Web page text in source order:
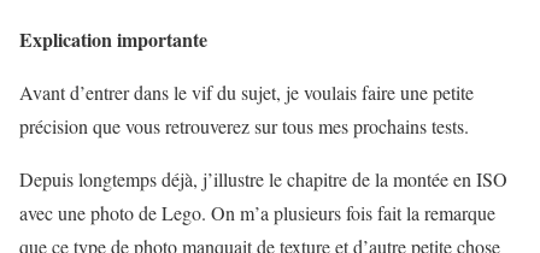
Explication importante
Avant d’entrer dans le vif du sujet, je voulais faire une petite
précision que vous retrouverez sur tous mes prochains tests.
Depuis longtemps déjà, j’illustre le chapitre de la montée en ISO
avec une photo de Lego. On m’a plusieurs fois fait la remarque
que ce type de photo manquait de texture et d’autre petite chose